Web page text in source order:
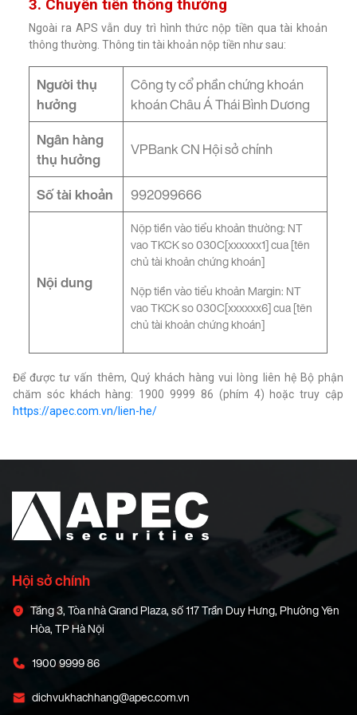
3. Chuyển tiền thông thường
Ngoài ra APS vẫn duy trì hình thức nộp tiền qua tài khoản
thông thường. Thông tin tài khoản nộp tiền như sau:
Người thụ
hưởng
Công ty cổ phần chứng khoán
khoán Châu Á Thái Bình Dương
Ngân hàng
thụ hưởng
VPBank CN Hội sở chính
Số tài khoản 992099666
Nội dung
Nộp tiền vào tiểu khoản thường: NT
vao TKCK so 030C[xxxxxx1] cua [tên
chủ tài khoản chứng khoán]
Nộp tiền vào tiểu khoản Margin: NT
vao TKCK so 030C[xxxxxx6] cua [tên
chủ tài khoản chứng khoán]
Để được tư vấn thêm, Quý khách hàng vui lòng liên hệ Bộ phận
chăm sóc khách hàng: 1900 9999 86 (phím 4) hoặc truy cập
https://apec.com.vn/lien-he/
Hội sở chính
Tầng 3, Tòa nhà Grand Plaza, số 117 Trần Duy Hưng, Phường Yên
Hòa, TP Hà Nội
1900 9999 86
dichvukhachhang@apec.com.vn